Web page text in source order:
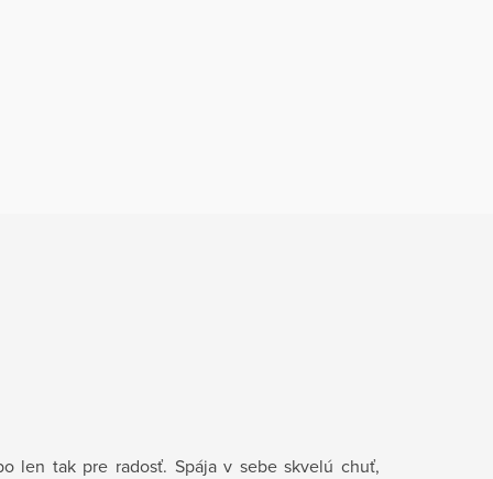
len tak pre radosť. Spája v sebe skvelú chuť,